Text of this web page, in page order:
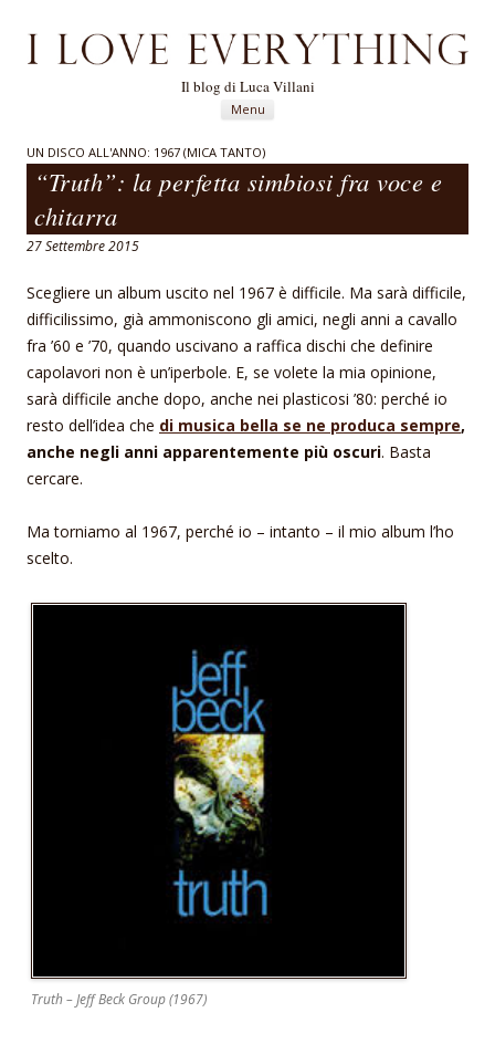
Il blog di Luca Villani
Menu
UN DISCO ALL'ANNO: 1967 (MICA TANTO)
“Truth”: la perfetta simbiosi fra voce e
chitarra
27 Settembre 2015
Scegliere un album uscito nel 1967 è difficile. Ma sarà difficile,
difficilissimo, già ammoniscono gli amici, negli anni a cavallo
fra ’60 e ’70, quando uscivano a raffica dischi che definire
capolavori non è un’iperbole. E, se volete la mia opinione,
sarà difficile anche dopo, anche nei plasticosi ’80: perché io
resto dell’idea che di musica bella se ne produca sempre,
anche negli anni apparentemente più oscuri. Basta
cercare.
Ma torniamo al 1967, perché io – intanto – il mio album l’ho
scelto.
Truth – Jeff Beck Group (1967)